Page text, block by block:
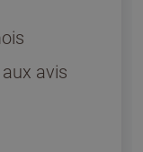
avis